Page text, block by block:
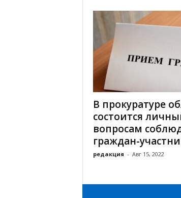
В прокуратуре
состоится
вопросам
граждан-
редакция - Авг 15, 2022